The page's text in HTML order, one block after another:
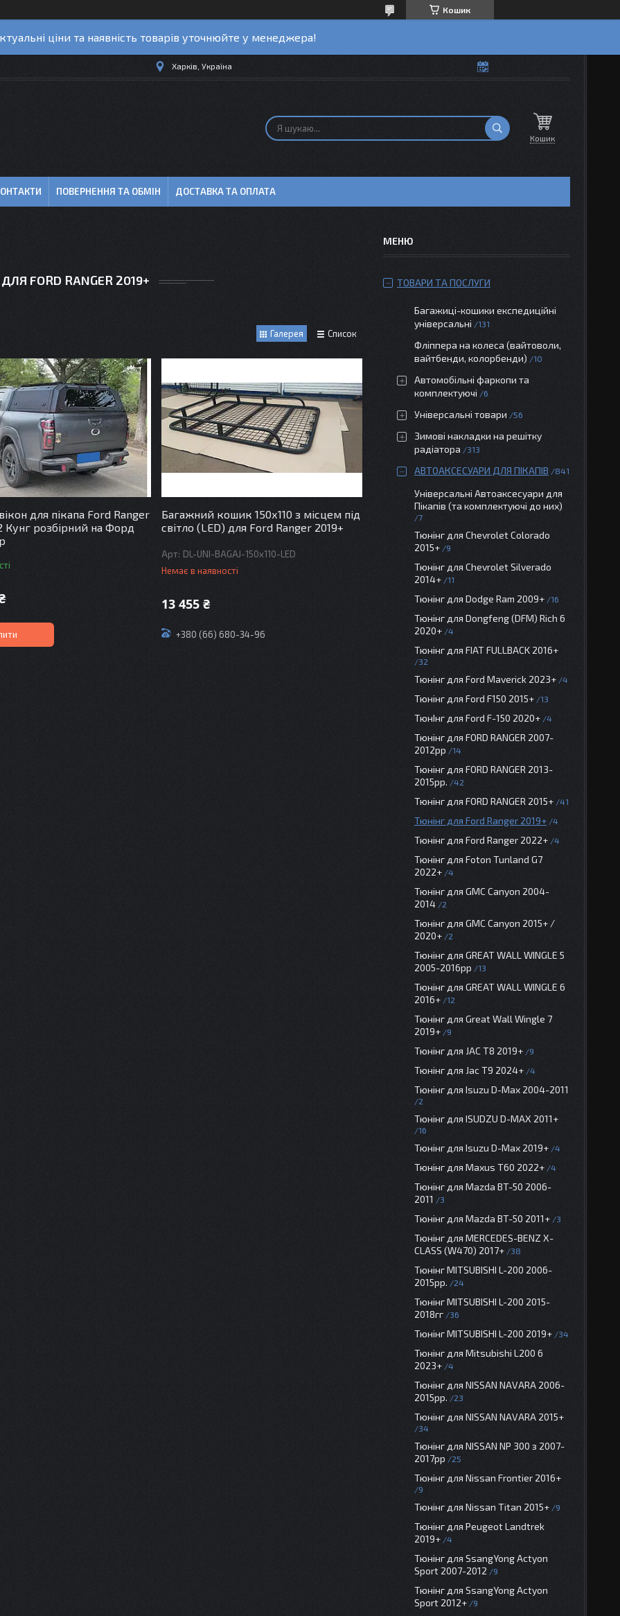
Кошик
ціни та наявність товарів уточнюйте у менеджера!
Харків, Україна
Кошик
ПОВЕРНЕННЯ ТА ОБМІН ДОСТАВКА ТА ОПЛАТА
FORD RANGER 2019+
Галерея Список
для пікапа Ford Ranger
Кунг розбірний на Форд
Багажний кошик 150х110 з місцем під
світло (LED) для Ford Ranger 2019+
DL-UNI-BAGAJ-150x110-LED
Немає в наявності
13 455 ₴
+380 (66) 680-34-96
ТОВАРИ ТА ПОСЛУГИ
Багажиці-кошики експедиційні
універсальні
131
Фліппера на колеса (вайтоволи,
вайтбенди, колорбенди)
10
Автомобільні фаркопи та
комплектуючі
6
Універсальні товари 56
Зимові накладки на решітку
радіатора
313
АВТОАКСЕСУАРИ ДЛЯ ПІКАПІВ 841
Універсальні Автоаксесуари для
Пікапів (та комплектуючі до них)
7
Тюнінг для Chevrolet Colorado
2015+
9
Тюнінг для Chevrolet Silverado
2014+
11
Тюнінг для Dodge Ram 2009+ 16
Тюнінг для Dongfeng (DFM) Rich 6
2020+
4
Тюнінг для FIAT FULLBACK 2016+
32
Тюнінг для Ford Maverick 2023+ 4
Тюнінг для Ford F150 2015+ 13
ТюнІнг для Ford F-150 2020+ 4
Тюнінг для FORD RANGER 2007-
2012рр
14
Тюнінг для FORD RANGER 2013-
2015рр.
42
Тюнінг для FORD RANGER 2015+ 41
Тюнінг для Ford Ranger 2019+ 4
Тюнінг для Ford Ranger 2022+ 4
Тюнінг для Foton Tunland G7
2022+
4
Тюнінг для GMC Canyon 2004-
2014
2
Тюнінг для GMC Canyon 2015+ /
2020+
2
Тюнінг для GREAT WALL WINGLE 5
2005-2016рр
13
Тюнінг для GREAT WALL WINGLE 6
2016+
12
Тюнінг для Great Wall Wingle 7
2019+
9
Тюнінг для JAC T8 2019+ 9
Тюнінг для Jac T9 2024+ 4
Тюнінг для Isuzu D-Max 2004-2011
2
Тюнінг для ISUDZU D-MAX 2011+
16
Тюнінг для Isuzu D-Max 2019+ 4
Тюнінг для Maxus T60 2022+ 4
Тюнінг для Mazda BT-50 2006-
2011
3
Тюнінг для Mazda BT-50 2011+ 3
Тюнінг для MERCEDES-BENZ X-
CLASS (W470) 2017+
38
Тюнінг MITSUBISHI L-200 2006-
2015рр.
24
Тюнінг MITSUBISHI L-200 2015-
2018гг
36
Тюнінг MITSUBISHI L-200 2019+ 34
Тюнінг для Mitsubishi L200 6
2023+
4
Тюнінг для NISSAN NAVARA 2006-
2015рр.
23
Тюнінг для NISSAN NAVARA 2015+
34
Тюнінг для NISSAN NP 300 з 2007-
2017рр
25
Тюнінг для Nissan Frontier 2016+
9
Тюнінг для Nissan Titan 2015+ 9
Тюнінг для Peugeot Landtrek
2019+
4
Тюнінг для SsangYong Actyon
Sport 2007-2012
9
Тюнінг для SsangYong Actyon
Sport 2012+
9